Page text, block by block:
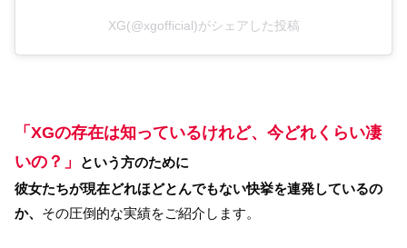
XG(@xgofficial)がシェアした投稿
「XGの存在は知っているけれど、今どれくらい凄
いの？」
という方のために
彼女たちが現在どれほどとんでもない快挙を連発しているの
か、 その圧倒的な実績をご紹介します。